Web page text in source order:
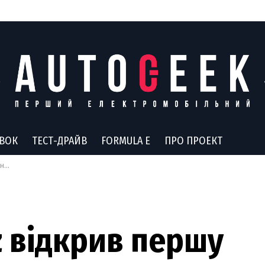
ТЕСТ-ДРАЙВ FORMULA E ПРО ПРОЕКТ
першу